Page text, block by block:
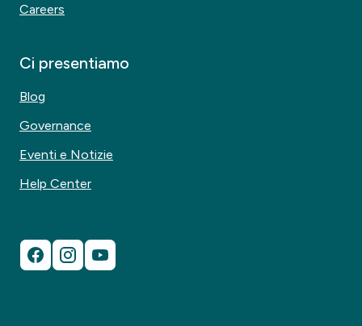
Careers
Ci presentiamo
Blog
Governance
Eventi e Notizie
Help Center